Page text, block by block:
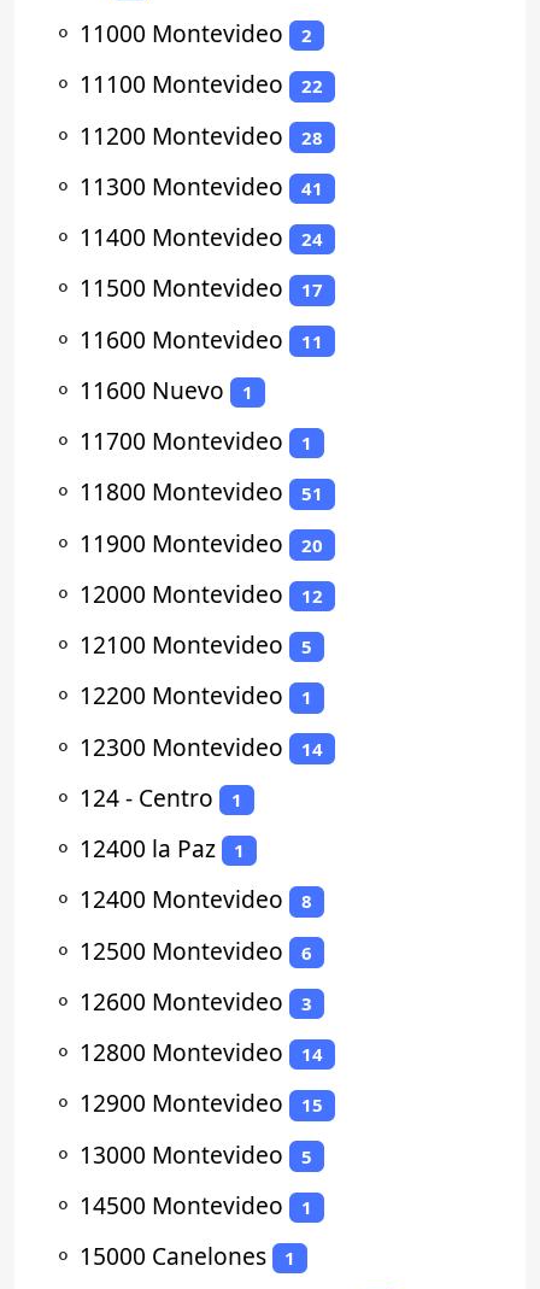
⚬ 11000 Montevideo 2
⚬ 11100 Montevideo 22
⚬ 11200 Montevideo 28
⚬ 11300 Montevideo 41
⚬ 11400 Montevideo 24
⚬ 11500 Montevideo 17
⚬ 11600 Montevideo 11
⚬ 11600 Nuevo 1
⚬ 11700 Montevideo 1
⚬ 11800 Montevideo 51
⚬ 11900 Montevideo 20
⚬ 12000 Montevideo 12
⚬ 12100 Montevideo 5
⚬ 12200 Montevideo 1
⚬ 12300 Montevideo 14
⚬ 124 - Centro 1
⚬ 12400 la Paz 1
⚬ 12400 Montevideo 8
⚬ 12500 Montevideo 6
⚬ 12600 Montevideo 3
⚬ 12800 Montevideo 14
⚬ 12900 Montevideo 15
⚬ 13000 Montevideo 5
⚬ 14500 Montevideo 1
⚬ 15000 Canelones 1